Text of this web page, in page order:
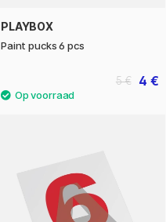
PLAYBOX
Paint pucks 6 pcs
4 €
5 €